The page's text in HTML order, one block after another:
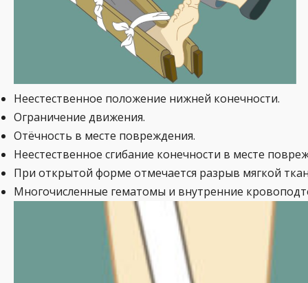
Неестественное положение нижней конечности.
Ограничение движения.
Отёчность в месте повреждения.
Неестественное сгибание конечности в месте
При открытой форме отмечается разрыв мягкой
Многочисленные гематомы и внутренние